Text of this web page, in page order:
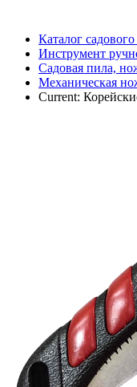
Каталог
Инструмент
Садовая пила,
Механическая
Current: